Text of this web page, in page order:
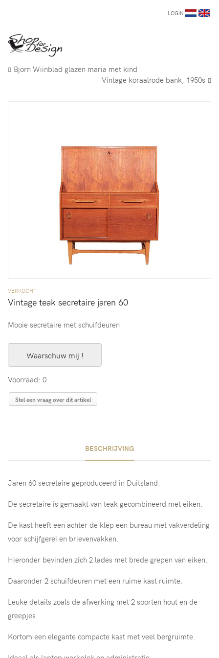
LOGIN
Bjorn Wiinblad glazen maria met kind
Vintage koraalrode bank, 1950s
VERKOCHT
Vintage teak secretaire jaren 60
Mooie secretaire met schuifdeuren
Waarschuw mij !
Voorraad: 0
Stel een vraag over dit artikel
BESCHRIJVING
Jaren 60 secretaire geproduceerd in Duitsland.
De secretaire is gemaakt van teak gecombineerd met eiken.
De kast heeft een achter de klep een bureau met vakverdeling
voor schijfgerei en brievenvakken.
Hieronder bevinden zich 2 lades met brede grepen van eiken.
Daaronder 2 schuifdeuren met een ruime kast ruimte.
Leuke details zoals de afwerking met 2 soorten hout en de
greepjes.
Kortom een elegante compacte kast met veel bergruimte.